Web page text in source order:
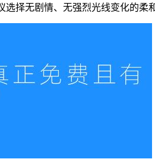
选择无剧情、无强烈光线变化的